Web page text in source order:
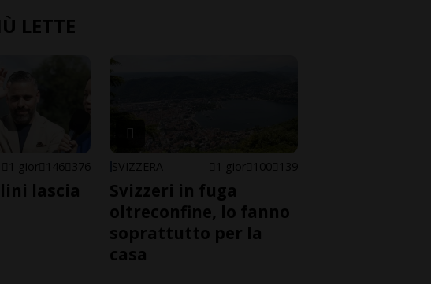
LETTE
1 gior 146 376
lascia
SVIZZERA 1 gior 100 139
Svizzeri in fuga
oltreconfine, lo fanno
soprattutto per la
casa